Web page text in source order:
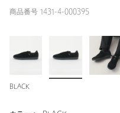
商品番号 1431-4-000395
BLACK